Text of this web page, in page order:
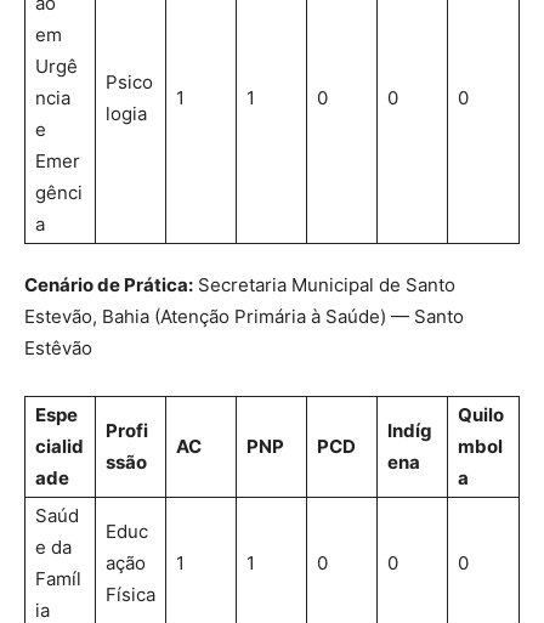
em
Urgê
ncia
e
Emer
gênci
a
Psico
logia
1 1 0 0 0
Cenário de Prática: Secretaria Municipal de Santo
Estevão, Bahia (Atenção Primária à Saúde) — Santo
Estêvão
Espe
cialid
ade
Profi
ssão
AC PNP PCD
Indíg
ena
Quilo
mbol
a
Saúd
e da
Famíl
ia
Educ
ação
Física
1 1 0 0 0